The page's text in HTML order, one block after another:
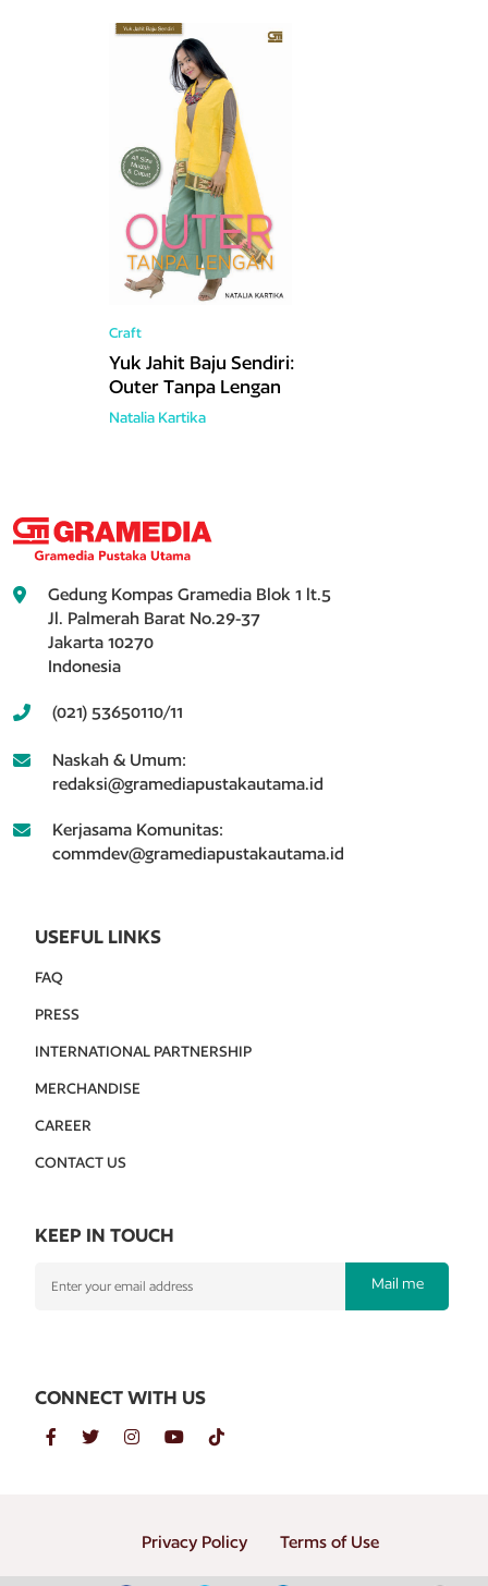
Craft
Yuk Jahit Baju Sendiri:
Outer Tanpa Lengan
Natalia Kartika
Gedung Kompas Gramedia Blok 1 lt.5
Jl. Palmerah Barat No.29-37
Jakarta 10270
Indonesia
(021) 53650110/11
Naskah & Umum:
redaksi@gramediapustakautama.id
Kerjasama Komunitas:
commdev@gramediapustakautama.id
USEFUL LINKS
FAQ
PRESS
INTERNATIONAL PARTNERSHIP
MERCHANDISE
CAREER
CONTACT US
KEEP IN TOUCH
Mail me
CONNECT WITH US
Privacy Policy Terms of Use